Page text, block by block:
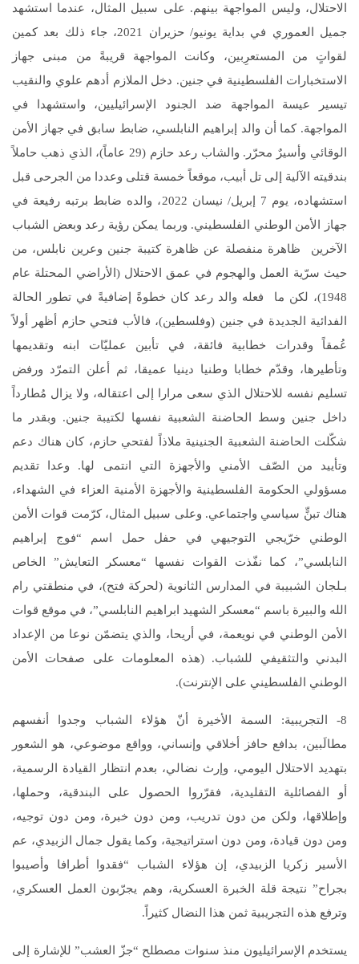
الاحتلال، وليس المواجهة بينهم. على سبيل المثال، عندما استشهد
جميل العموري في بداية يونيو/ حزيران 2021، جاء ذلك بعد كمين
لقواتٍ من المستعرِبين، وكانت المواجهة قريبةً من مبنى جهاز
الاستخبارات الفلسطينية في جنين. دخل الملازم أدهم علوي والنقيب
تيسير عيسة المواجهة ضد الجنود الإسرائيليين، واستشهدا في
المواجهة. كما أن والد إبراهيم النابلسي، ضابط سابق في جهاز الأمن
الوقائي وأسيرٌ محرّر. والشاب رعد حازم (29 عاماً)، الذي ذهب حاملاً
بندقيته الآلية إلى تل أبيب، موقعاً خمسة قتلى وعددا من الجرحى قبل
استشهاده، يوم 7 إبريل/ نيسان 2022، والده ضابط برتبه رفيعة في
جهاز الأمن الوطني الفلسطيني. وربما يمكن رؤية رعد وبعض الشباب
الآخرين ظاهرة منفصلة عن ظاهرة كتيبة جنين وعرين نابلس، من
حيث سرّية العمل والهجوم في عمق الاحتلال (الأراضي المحتلة عام
1948)، لكن ما فعله والد رعد كان خطوةً إضافيةً في تطور الحالة
الفدائية الجديدة في جنين (وفلسطين)، فالأب فتحي حازم أظهر أولاً
عُمقاً وقدرات خطابية فائقة، في تأبين عمليّات ابنه وتقديمها
وتأطيرها، وقدّم خطابا وطنيا دينيا عميقا، ثم أعلن التمرّد ورفض
تسليم نفسه للاحتلال الذي سعى مرارا إلى اعتقاله، ولا يزال مُطارداً
داخل جنين وسط الحاضنة الشعبية نفسها لكتيبة جنين. وبقدر ما
شكّلت الحاضنة الشعبية الجنينية ملاذاً لفتحي حازم، كان هناك دعم
وتأييد من الصّف الأمني والأجهزة التي انتمى لها. وعدا تقديم
مسؤولي الحكومة الفلسطينية والأجهزة الأمنية العزاء في الشهداء،
هناك تبنٍّ سياسي واجتماعي. وعلى سبيل المثال، كرّمت قوات الأمن
الوطني خرّيجي التوجيهي في حفل حمل اسم “فوج إبراهيم
النابلسي”، كما نفّذت القوات نفسها “معسكر التعايش” الخاص
بـلجان الشبيبة في المدارس الثانوية (لحركة فتح)، في منطقتي رام
الله والبيرة باسم “معسكر الشهيد ابراهيم النابلسي”، في موقع قوات
الأمن الوطني في نويعمة، في أريحا، والذي يتضمّن نوعا من الإعداد
البدني والتثقيفي للشباب. (هذه المعلومات على صفحات الأمن
الوطني الفلسطيني على الإنترنت).
8- التجريبية: السمة الأخيرة أنّ هؤلاء الشباب وجدوا أنفسهم
مطالَبين، بدافع حافز أخلاقي وإنساني، وواقع موضوعي، هو الشعور
بتهديد الاحتلال اليومي، وإرث نضالي، بعدم انتظار القيادة الرسمية،
أو الفصائلية التقليدية، فقرّروا الحصول على البندقية، وحملها،
وإطلاقها، ولكن من دون تدريب، ومن دون خبرة، ومن دون توجيه،
ومن دون قيادة، ومن دون استراتيجية، وكما يقول جمال الزبيدي، عم
الأسير زكريا الزبيدي، إن هؤلاء الشباب “فقدوا أطرافا وأصيبوا
بجراح” نتيجة قلة الخبرة العسكرية، وهم يجرّبون العمل العسكري،
وترفع هذه التجريبية ثمن هذا النضال كثيراً.
يستخدم الإسرائيليون منذ سنوات مصطلح “جزّ العشب” للإشارة إلى